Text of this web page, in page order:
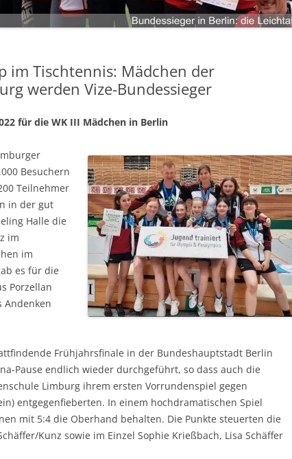
LANDKREIS FULDA
LANDKREIS LIMBURG-WEILBURG
LANDESHAUPTSTADT WIESBADEN
STADT DARMSTADT
LANDKREIS BERGSTRASSE
ANMELDEN
im Tischtennis: Mädchen der
werden Vize-Bundessieger
für die WK III Mädchen in Berlin
Besuchern
Teilnehmer
in der gut
Halle die
im
im
es für die
Porzellan
Andenken
Frühjahrsfinale in der Bundeshauptstadt Berlin
Pause endlich wieder durchgeführt, so dass auch die
Limburg ihrem ersten Vorrundenspiel gegen
entgegenfieberten. In einem hochdramatischen Spiel
mit 5:4 die Oberhand behalten. Die Punkte steuerten die
Kunz sowie im Einzel Sophie Krießbach, Lisa Schäffer